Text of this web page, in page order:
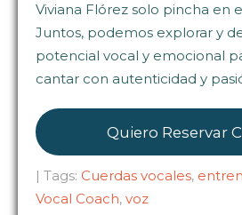
Viviana Flórez solo pincha en
Juntos, podemos explorar y
potencial vocal y emocional
cantar con autenticidad y
Quiero Reservar
| Tags: Cuerdas vocales,
Vocal Coach, voz